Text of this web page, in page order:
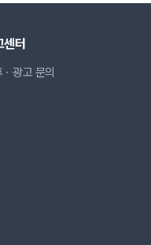
센터
광고 문의